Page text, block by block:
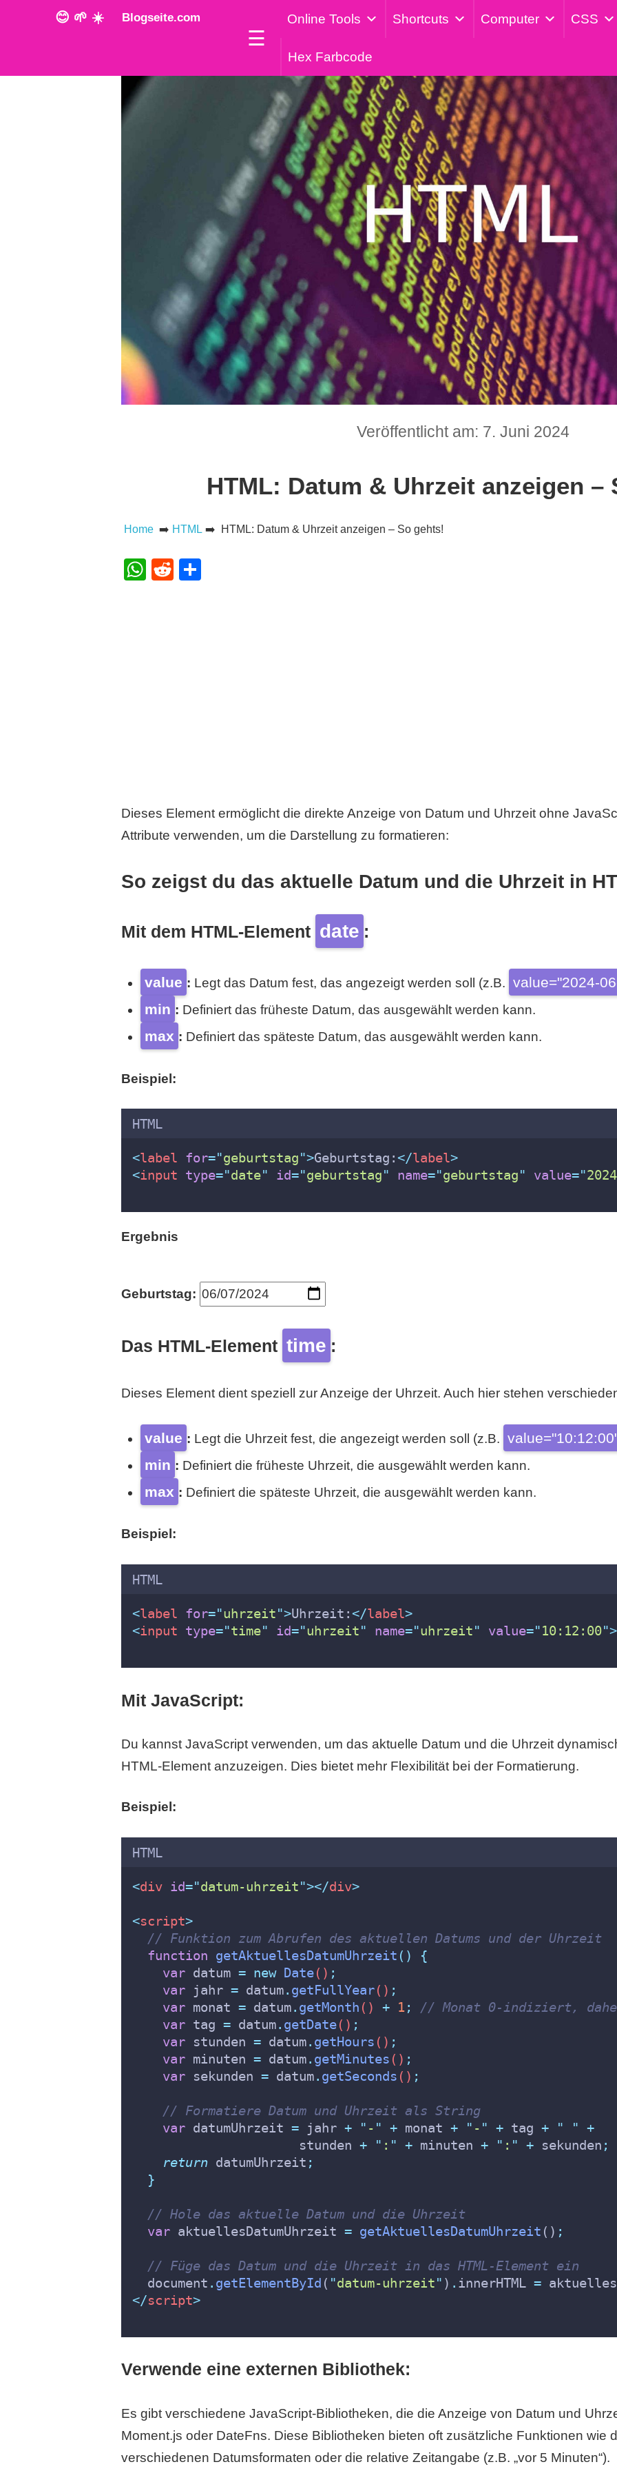
😊 🌱 ☀️ Blogseite.com
☰
Online Tools Shortcuts Computer CSS
Hex Farbcode
Veröffentlicht am: 7. Juni 2024
HTML: Datum & Uhrzeit anzeigen –
Home ➡️ HTML ➡️ HTML: Datum & Uhrzeit anzeigen – So gehts!
WhatsApp
Reddit
Dieses Element ermöglicht die direkte Anzeige von Datum und Uhrzeit ohne
Attribute verwenden, um die Darstellung zu formatieren:
So zeigst du das aktuelle Datum und die Uhrzeit in
Mit dem HTML-Element date :
value : Legt das Datum fest, das angezeigt werden soll (z.B. value="2024-
min : Definiert das früheste Datum, das ausgewählt werden kann.
max : Definiert das späteste Datum, das ausgewählt werden kann.
Beispiel:
HTML
<label for="geburtstag">Geburtstag:</label>
<input type="date" id="geburtstag" name="geburtstag" value="
Ergebnis
Geburtstag:
Das HTML-Element time :
Dieses Element dient speziell zur Anzeige der Uhrzeit. Auch hier stehen
value : Legt die Uhrzeit fest, die angezeigt werden soll (z.B.
min : Definiert die früheste Uhrzeit, die ausgewählt werden kann.
max : Definiert die späteste Uhrzeit, die ausgewählt werden kann.
Beispiel:
HTML
<label for="uhrzeit">Uhrzeit:</label>
<input type="time" id="uhrzeit" name="uhrzeit" value="10:12:00">
Mit JavaScript:
Du kannst JavaScript verwenden, um das aktuelle Datum und die Uhrzeit
HTML-Element anzuzeigen. Dies bietet mehr Flexibilität bei der Formatierung.
Beispiel:
HTML
<div id="datum-uhrzeit"></div>
<script>
// Funktion zum Abrufen des aktuellen Datums und der Uhrzeit
function getAktuellesDatumUhrzeit ()
{
var datum = new Date() ;
var
jahr = datum. getFullYear() ;
var monat = datum. getMonth () + 1;
// Monat 0-indiziert,
var tag = datum. getDate() ;
var
stunden = datum. getHours () ;
var minuten = datum. getMinutes () ;
var
sekunden = datum. getSeconds () ;
// Formatiere Datum und Uhrzeit als String
var datumUhrzeit = jahr + " - " + monat + " - " + tag + " " +
stunden + " : " + minuten + " : " + sekunden ;
return datumUhrzeit ;
}
// Hole das aktuelle Datum und die Uhrzeit
var aktuellesDatumUhrzeit = getAktuellesDatumUhrzeit () ;
// Füge das Datum und die Uhrzeit in das HTML-Element ein
  document
. getElementById ( "datum-uhrzeit" ) . innerHTML =
</script>
Verwende eine externen Bibliothek:
Es gibt verschiedene JavaScript-Bibliotheken, die die Anzeige von Datum und
Moment.js oder DateFns. Diese Bibliotheken bieten oft zusätzliche Funktionen wie
verschiedenen Datumsformaten oder die relative Zeitangabe (z.B. „vor 5 Minuten“).